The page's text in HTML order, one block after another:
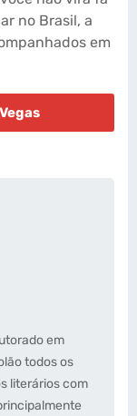
no Brasil, a
em
em
todos os
literários com